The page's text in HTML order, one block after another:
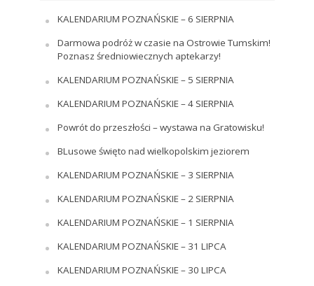
KALENDARIUM POZNAŃSKIE – 6 SIERPNIA
Darmowa podróż w czasie na Ostrowie Tumskim!
Poznasz średniowiecznych aptekarzy!
KALENDARIUM POZNAŃSKIE – 5 SIERPNIA
KALENDARIUM POZNAŃSKIE – 4 SIERPNIA
Powrót do przeszłości – wystawa na Gratowisku!
BLusowe święto nad wielkopolskim jeziorem
KALENDARIUM POZNAŃSKIE – 3 SIERPNIA
KALENDARIUM POZNAŃSKIE – 2 SIERPNIA
KALENDARIUM POZNAŃSKIE – 1 SIERPNIA
KALENDARIUM POZNAŃSKIE – 31 LIPCA
KALENDARIUM POZNAŃSKIE – 30 LIPCA